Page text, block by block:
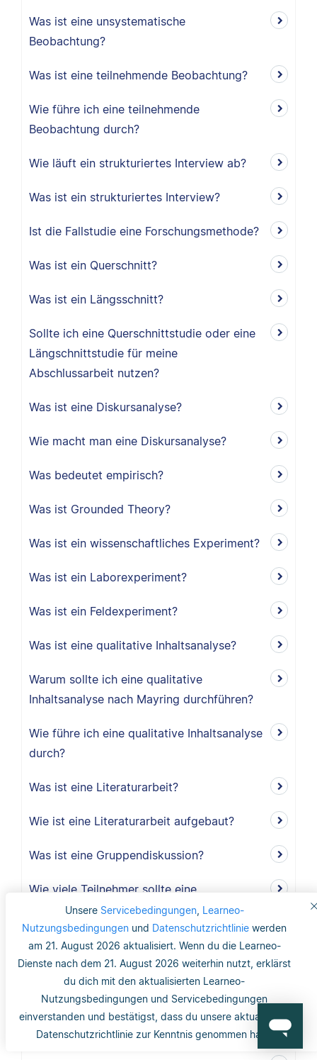
Unsere Servicebedingungen, Learneo-
Nutzungsbedingungen und Datenschutzrichtlinie werden
am 21. August 2026 aktualisiert. Wenn du die Learneo-
Dienste nach dem 21. August 2026 weiterhin nutzt, erklärst
du dich mit den aktualisierten Learneo-
Nutzungsbedingungen und Servicebedingungen
einverstanden und bestätigst, dass du unsere aktualisierte
Datenschutzrichtlinie zur Kenntnis genommen hast.
Was ist eine unsystematische
Beobachtung?
Was ist eine teilnehmende Beobachtung?
Wie führe ich eine teilnehmende
Beobachtung durch?
Wie läuft ein strukturiertes Interview ab?
Was ist ein strukturiertes Interview?
Ist die Fallstudie eine Forschungsmethode?
Was ist ein Querschnitt?
Was ist ein Längsschnitt?
Sollte ich eine Querschnittstudie oder eine
Längschnittstudie für meine
Abschlussarbeit nutzen?
Was ist eine Diskursanalyse?
Wie macht man eine Diskursanalyse?
Was bedeutet empirisch?
Was ist Grounded Theory?
Was ist ein wissenschaftliches Experiment?
Was ist ein Laborexperiment?
Was ist ein Feldexperiment?
Was ist eine qualitative Inhaltsanalyse?
Warum sollte ich eine qualitative
Inhaltsanalyse nach Mayring durchführen?
Wie führe ich eine qualitative Inhaltsanalyse
durch?
Was ist eine Literaturarbeit?
Wie ist eine Literaturarbeit aufgebaut?
Was ist eine Gruppendiskussion?
Wie viele Teilnehmer sollte eine
Gruppendiskussion haben?
Warum sollte ich eine Gruppendiskussion
durchführen?
Wie lang ist der Methodikteil?
Was bedeutet deduktiv und induktiv?